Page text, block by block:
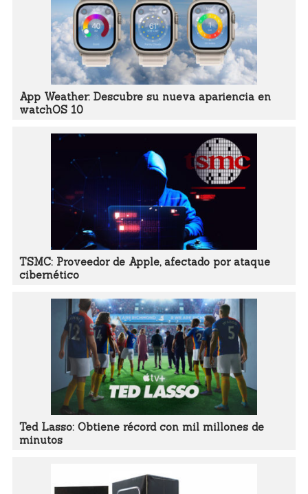
App Weather: Descubre su nueva apariencia en
watchOS 10
TSMC: Proveedor de Apple, afectado por ataque
cibernético
Ted Lasso: Obtiene récord con mil millones de
minutos